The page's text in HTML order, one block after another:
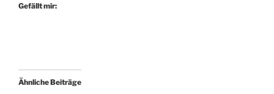
Gefällt mir:
Ähnliche Beiträge